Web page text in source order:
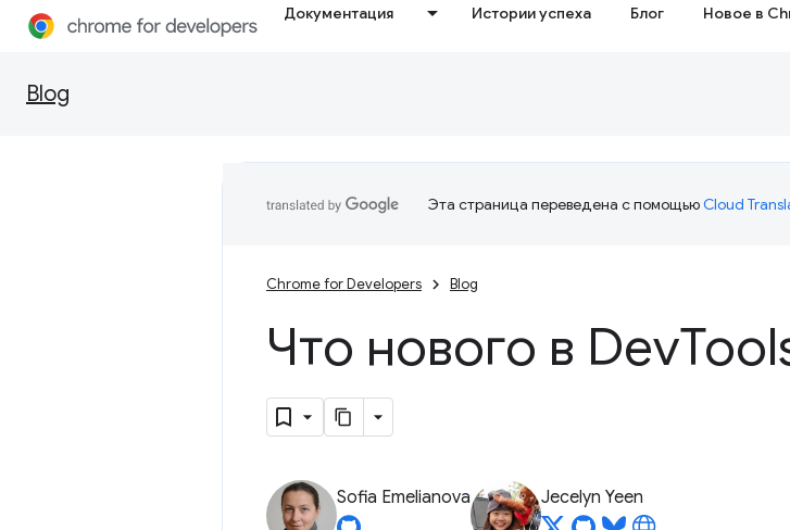
Документация Истории успеха Блог Новое в
Blog
Эта страница переведена с помощьюCloud
Chrome for Developers Blog
Что нового в Dev
Sofia Emelianova Jecelyn Yeen